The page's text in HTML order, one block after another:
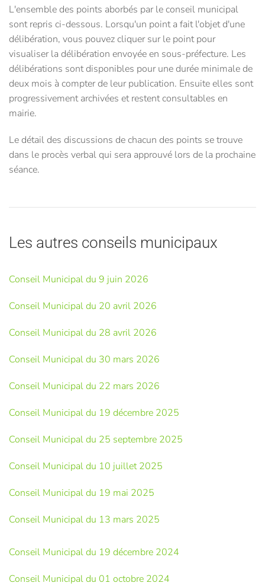
L'ensemble des points aborbés par le conseil municipal
sont repris ci-dessous. Lorsqu'un point a fait l'objet d'une
délibération, vous pouvez cliquer sur le point pour
visualiser la délibération envoyée en sous-préfecture. Les
délibérations sont disponibles pour une durée minimale de
deux mois à compter de leur publication. Ensuite elles sont
progressivement archivées et restent consultables en
mairie.
Le détail des discussions de chacun des points se trouve
dans le procès verbal qui sera approuvé lors de la prochaine
séance.
Les autres conseils municipaux
Conseil Municipal du 9 juin 2026
Conseil Municipal du 20 avril 2026
Conseil Municipal du 28 avril 2026
Conseil Municipal du 30 mars 2026
Conseil Municipal du 22 mars 2026
Conseil Municipal du 19 décembre 2025
Conseil Municipal du 25 septembre 2025
Conseil Municipal du 10 juillet 2025
Conseil Municipal du 19 mai 2025
Conseil Municipal du 13 mars 2025
Conseil Municipal du 19 décembre 2024
Conseil Municipal du 01 octobre 2024